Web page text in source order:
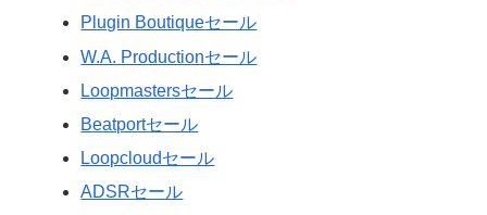
Plugin Boutiqueセール
W.A. Productionセール
Loopmastersセール
Beatportセール
Loopcloudセール
ADSRセール